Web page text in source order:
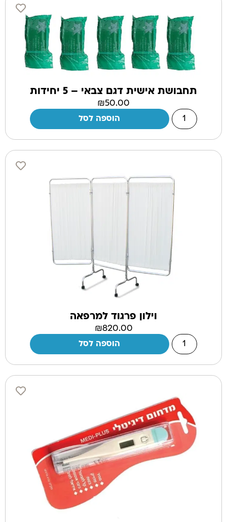
תחבושת אישית דגם צבאי – 5 יחידות
₪50.00
הוספה לסל
וילון פרגוד למרפאה
₪820.00
הוספה לסל